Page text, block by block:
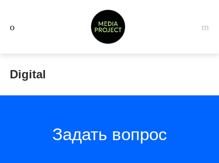
Digital
Задать вопрос